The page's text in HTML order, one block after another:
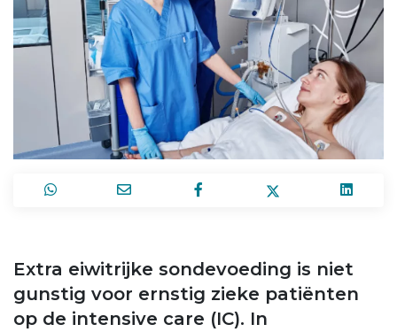
Extra eiwitrijke sondevoeding is niet
gunstig voor ernstig zieke patiënten
op de intensive care (IC). In